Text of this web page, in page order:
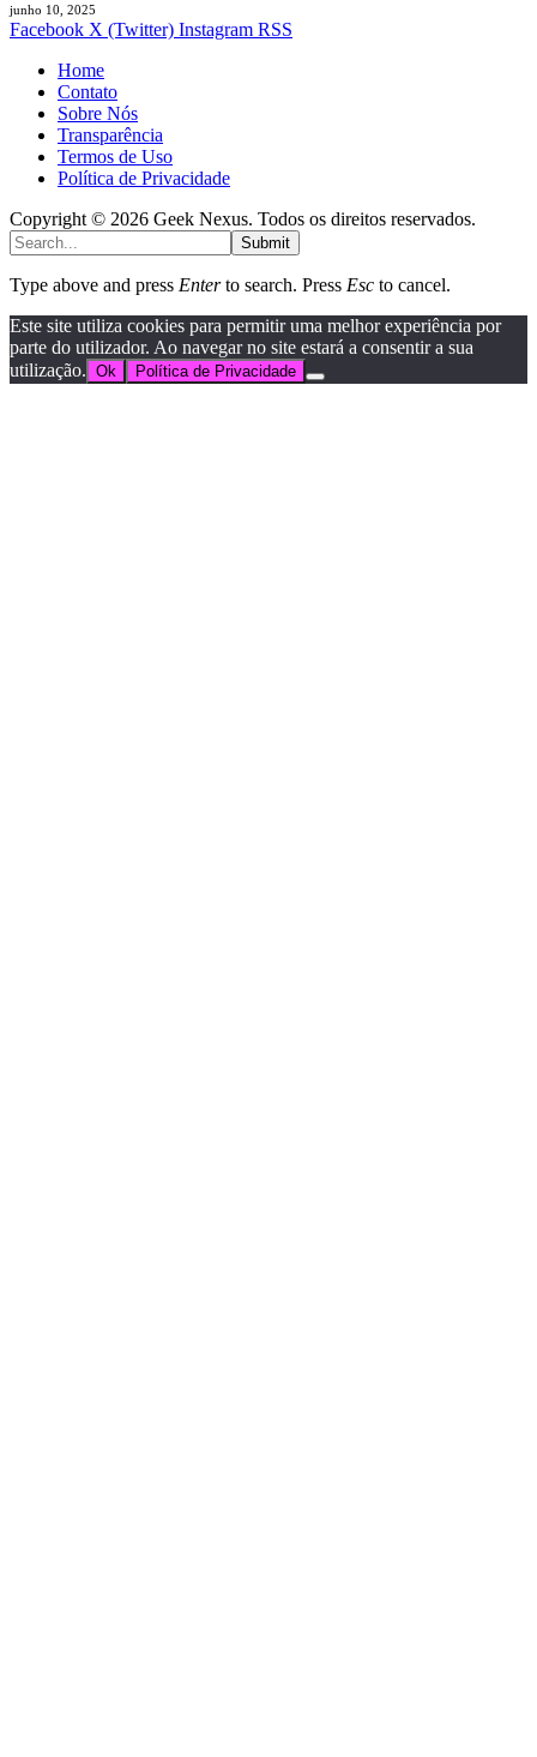
junho 10, 2025
Facebook X (Twitter) Instagram RSS
Home
Contato
Sobre Nós
Transparência
Termos de Uso
Política de Privacidade
Copyright © 2026 Geek Nexus. Todos os direitos reservados.
Submit
Type above and press Enterto search. Press Esc to cancel.
Este site utiliza cookies para permitir uma melhor experiência por
parte do utilizador. Ao navegar no site estará a consentir a sua
utilização. Ok Política de Privacidade